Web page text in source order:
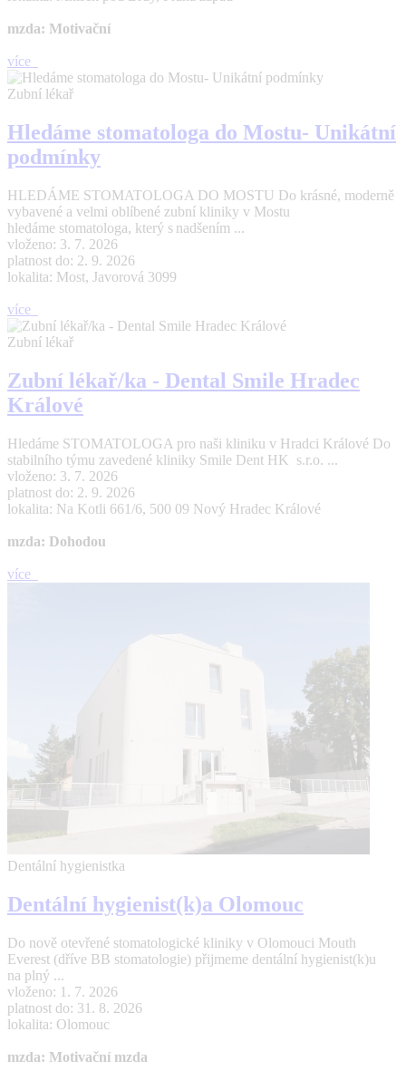
mzda: Motivační
více
Zubní lékař
Hledáme stomatologa do Mostu- Unikátní
podmínky
HLEDÁME STOMATOLOGA DO MOSTU Do krásné, moderně
vybavené a velmi oblíbené zubní kliniky v Mostu
hledáme stomatologa, který s nadšením ...
vloženo: 3. 7. 2026
platnost do: 2. 9. 2026
lokalita: Most, Javorová 3099
více
Zubní lékař
Zubní lékař/ka - Dental Smile Hradec
Králové
Hledáme STOMATOLOGA pro naši kliniku v Hradci Králové Do
stabilního týmu zavedené kliniky Smile Dent HK s.r.o. ...
vloženo: 3. 7. 2026
platnost do: 2. 9. 2026
lokalita: Na Kotli 661/6, 500 09 Nový Hradec Králové
mzda: Dohodou
více
Dentální hygienistka
Dentální hygienist(k)a Olomouc
Do nově otevřené stomatologické kliniky v Olomouci Mouth
Everest (dříve BB stomatologie) přijmeme dentální hygienist(k)u
na plný ...
vloženo: 1. 7. 2026
platnost do: 31. 8. 2026
lokalita: Olomouc
mzda: Motivační mzda